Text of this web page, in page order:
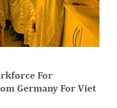
For
Germany For Viet